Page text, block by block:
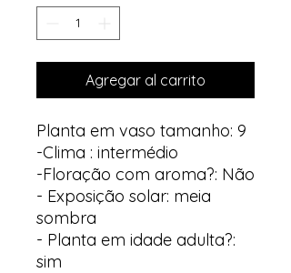
Agregar al carrito
Planta em vaso tamanho: 9
-Clima : intermédio
-Floração com aroma?: Não
- Exposição solar: meia
sombra
- Planta em idade adulta?:
sim